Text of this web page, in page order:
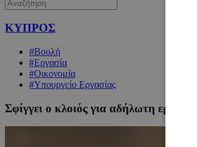
ΚΥΠΡΟΣ
#Βουλή
#Εργασία
#Οικονομία
#Υπουργείο Εργασίας
Σφίγγει ο κλοιός για αδήλωτη